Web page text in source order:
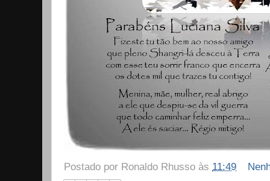
Postado por Ronaldo Rhusso às 11:49